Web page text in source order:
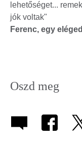
lehetőséget...
jók voltak"
Ferenc, egy
Oszd meg